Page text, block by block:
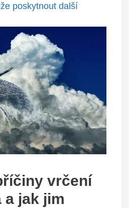
poskytnout další
vrčení
jak ⁤jim